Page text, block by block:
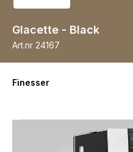
Glacette - Black
Art.nr 24167
Finesser